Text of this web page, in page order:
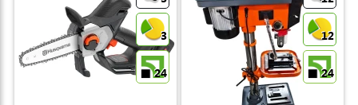
3
24
12
24